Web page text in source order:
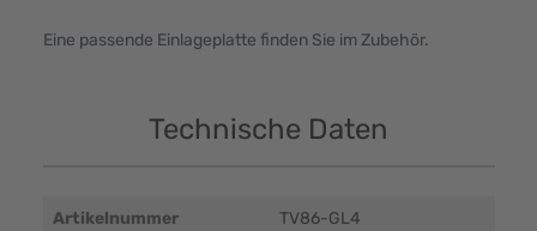
Eine passende Einlageplatte finden Sie im Zubehör.
Technische Daten
Artikelnummer TV86-GL4